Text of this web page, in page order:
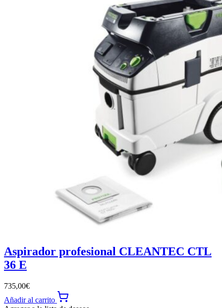
Aspirador profesional CLEANTEC CTL
36 E
735,00€
Añadir al carrito